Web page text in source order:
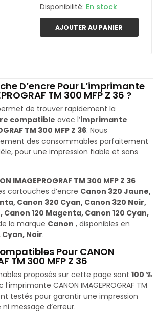
Disponibilité: En stock
AJOUTER AU PANIER
D’encre Pour L’imprimante
TM 300 MFP Z 36 ?
de trouver rapidement la
compatible avec l’imprimante
TM 300 MFP Z 36. Nous
des consommables parfaitement
pour une impression fiable et sans
IMAGEPROGRAF TM 300 MFP Z 36
cartouches d’encre Canon 320 Jaune,
Canon 320 Cyan, Canon 320 Noir,
Canon 120 Magenta, Canon 120 Cyan,
la marque Canon , disponibles en
Noir.
Pour CANON
TM 300 MFP Z 36
proposés sur cette page sont 100 %
l’imprimante CANON IMAGEPROGRAF TM
testés pour garantir une impression
message d’erreur.